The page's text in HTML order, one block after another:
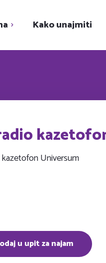
Kako unajmiti
Universum
u upit za najam